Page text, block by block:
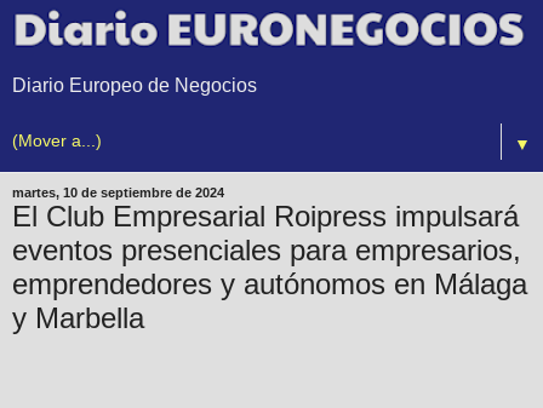
Diario Europeo de Negocios
▼
martes, 10 de septiembre de 2024
El Club Empresarial Roipress impulsará
eventos presenciales para empresarios,
emprendedores y autónomos en Málaga
y Marbella